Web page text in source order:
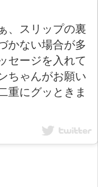
、スリップの裏
かない場合が多
セージを入れて
ちゃんがお願い
重にグッときま